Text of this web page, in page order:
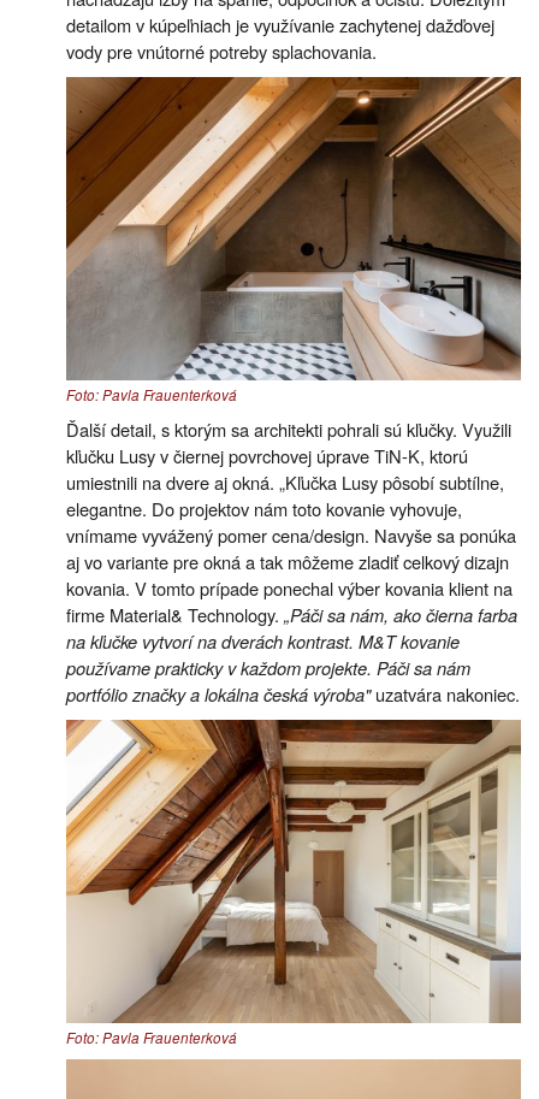
detailom v kúpeľniach je využívanie zachytenej dažďovej
vody pre vnútorné potreby splachovania.
Foto: Pavla Frauenterková
Ďalší detail, s ktorým sa architekti pohrali sú kľučky. Využili
kľučku Lusy v čiernej povrchovej úprave TiN-K, ktorú
umiestnili na dvere aj okná. „Kľučka Lusy pôsobí subtílne,
elegantne. Do projektov nám toto kovanie vyhovuje,
vnímame vyvážený pomer cena/design. Navyše sa ponúka
aj vo variante pre okná a tak môžeme zladiť celkový dizajn
kovania. V tomto prípade ponechal výber kovania klient na
firme Material& Technology. „Páči sa nám, ako čierna farba
na kľučke vytvorí na dverách kontrast. M&T kovanie
používame prakticky v každom projekte. Páči sa nám
portfólio značky a lokálna česká výroba"uzatvára nakoniec.
Foto: Pavla Frauenterková